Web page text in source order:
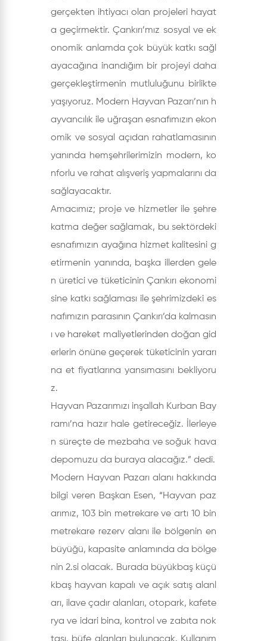
gerçekten ihtiyacı olan projeleri hayat
a geçirmektir. Çankırı’mız sosyal ve ek
onomik anlamda çok büyük katkı sağl
ayacağına inandığım bir projeyi daha
gerçekleştirmenin mutluluğunu birlikte
yaşıyoruz. Modern Hayvan Pazarı’nın h
ayvancılık ile uğraşan esnafımızın ekon
omik ve sosyal açıdan rahatlamasının
yanında hemşehrilerimizin modern, ko
nforlu ve rahat alışveriş yapmalarını da
sağlayacaktır.
Amacımız; proje ve hizmetler ile şehre
katma değer sağlamak, bu sektördeki
esnafımızın ayağına hizmet kalitesini g
etirmenin yanında, başka illerden gele
n üretici ve tüketicinin Çankırı ekonomi
sine katkı sağlaması ile şehrimizdeki es
nafımızın parasının Çankırı’da kalmasın
ı ve hareket maliyetlerinden doğan gid
erlerin önüne geçerek tüketicinin yararı
na et fiyatlarına yansımasını bekliyoru
z.
Hayvan Pazarımızı inşallah Kurban Bay
ramı’na hazır hale getireceğiz. İlerleye
n süreçte de mezbaha ve soğuk hava
depomuzu da buraya alacağız.” dedi.
Modern Hayvan Pazarı alanı hakkında
bilgi veren Başkan Esen, “Hayvan paz
arımız, 103 bin metrekare ve artı 10 bin
metrekare rezerv alanı ile bölgenin en
büyüğü, kapasite anlamında da bölge
nin 2.si olacak. Burada büyükbaş küçü
kbaş hayvan kapalı ve açık satış alanl
arı, ilave çadır alanları, otopark, kafete
rya ve idari bina, kontrol ve zabıta nok